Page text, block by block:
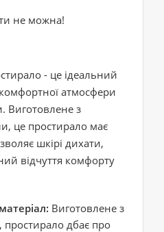
не можна!
- це ідеальний
атмосфери
Виготовлене з
це простирало має
шкірі дихати,
відчуття комфорту
Виготовлене з
простирало дбає про